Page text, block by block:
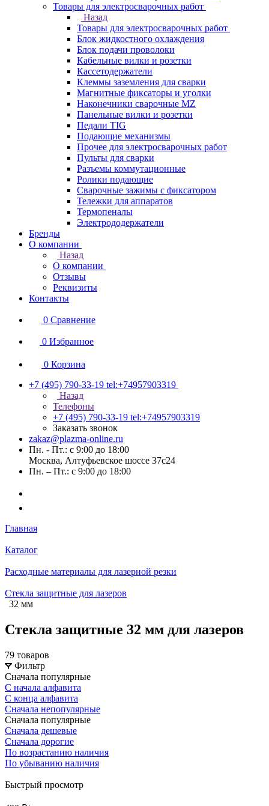
Товары для электросварочных работ
Назад
Товары для электросварочных работ
Блок жидкостного охлаждения
Блок подачи проволоки
Кабельные вилки и розетки
Кассетодержатели
Клеммы заземления для сварки
Магнитные фиксаторы и уголки
Наконечники сварочные MZ
Панельные вилки и розетки
Педали TIG
Подающие механизмы
Прочее для электросварочных работ
Пульты для сварки
Разъемы коммутационные
Ролики подающие
Сварочные зажимы с фиксатором
Тележки для аппаратов
Термопеналы
Электрододержатели
Бренды
О компании
Назад
О компании
Отзывы
Реквизиты
Контакты
0 Сравнение
0 Избранное
0 Корзина
+7 (495) 790-33-19 tel:+74957903319
Назад
Телефоны
+7 (495) 790-33-19 tel:+74957903319
Заказать звонок
zakaz@plazma-online.ru
Пн. - Пт.: с 9:00 до 18:00
Москва, Алтуфьевское шоссе 37с24
Пн. – Пт.: с 9:00 до 18:00
Главная
Каталог
Расходные материалы для лазерной резки
Стекла защитные для лазеров
32 мм
Стекла защитные 32 мм для лазеров
79 товаров
Фильтр
Сначала популярные
С начала алфавита
С конца алфавита
Сначала непопулярные
Сначала популярные
Сначала дешевые
Сначала дорогие
По возрастанию наличия
По убыванию наличия
Быстрый просмотр